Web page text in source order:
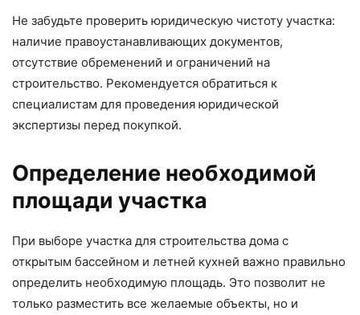
Не забудьте проверить юридическую чистоту участка:
наличие правоустанавливающих документов,
отсутствие обременений и ограничений на
строительство. Рекомендуется обратиться к
специалистам для проведения юридической
экспертизы перед покупкой.
Определение необходимой
площади участка
При выборе участка для строительства дома с
открытым бассейном и летней кухней важно правильно
определить необходимую площадь. Это позволит не
только разместить все желаемые объекты, но и